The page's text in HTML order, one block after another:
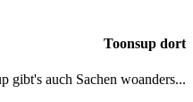
Toonsup dort
gibt's auch Sachen woanders...